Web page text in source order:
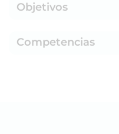
Objetivos
Competencias